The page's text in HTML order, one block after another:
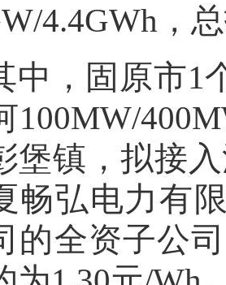
4.4GWh，
中，固原市1
100MW/
堡镇，拟接
畅弘电力有
的全资子公